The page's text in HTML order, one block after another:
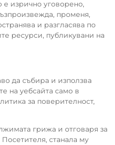
е изрично уговорено,
променя,
и разгласява по
ресурси, публикувани на
да събира и използва
на уебсайта само в
за поверителност,
грижа и отговаря за
станала му